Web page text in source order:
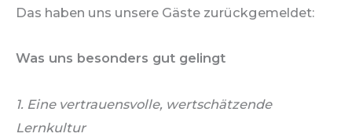
Das haben uns unsere Gäste zurückgemeldet:
Was uns besonders gut gelingt
1. Eine vertrauensvolle, wertschätzende
Lernkultur